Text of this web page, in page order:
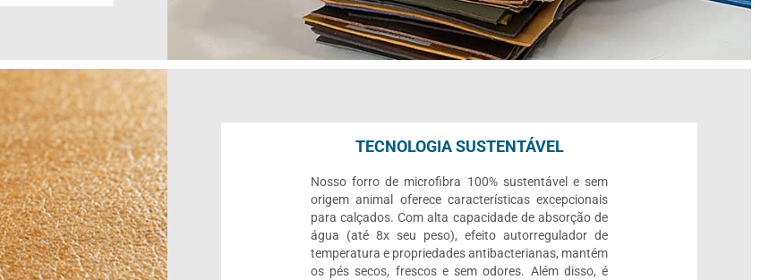
TECNOLOGIA SUSTENTÁVEL
Nosso forro de microfibra 100% sustentável e sem
origem animal oferece características excepcionais
para calçados. Com alta capacidade de absorção de
água (até 8x seu peso), efeito autorregulador de
temperatura e propriedades antibacterianas, mantém
os pés secos, frescos e sem odores. Além disso, é